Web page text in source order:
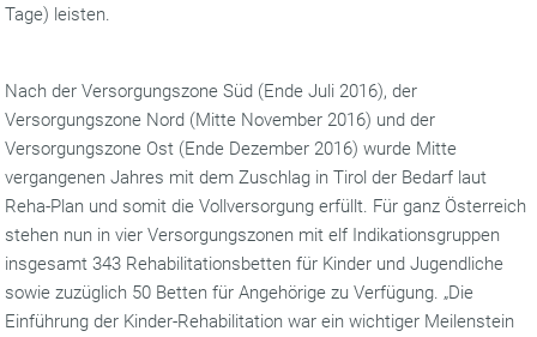
Tage) leisten.
Nach der Versorgungszone Süd (Ende Juli 2016), der
Versorgungszone Nord (Mitte November 2016) und der
Versorgungszone Ost (Ende Dezember 2016) wurde Mitte
vergangenen Jahres mit dem Zuschlag in Tirol der Bedarf laut
Reha-Plan und somit die Vollversorgung erfüllt. Für ganz Österreich
stehen nun in vier Versorgungszonen mit elf Indikationsgruppen
insgesamt 343 Rehabilitationsbetten für Kinder und Jugendliche
sowie zuzüglich 50 Betten für Angehörige zu Verfügung. „Die
Einführung der Kinder-Rehabilitation war ein wichtiger Meilenstein